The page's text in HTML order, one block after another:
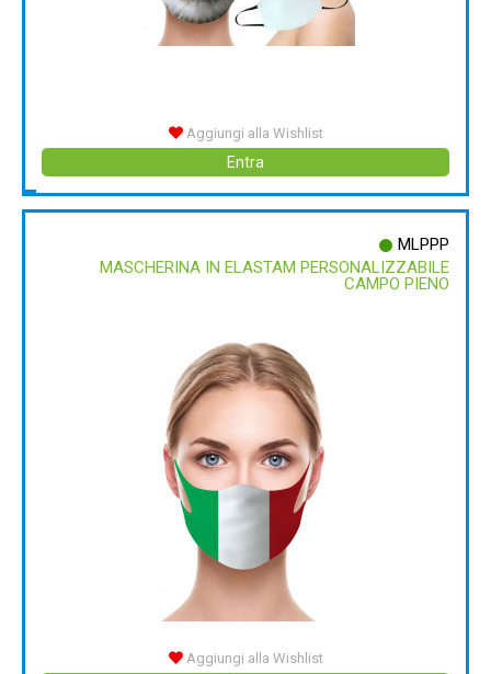
Aggiungi alla Wishlist
Entra
MLPPP
MASCHERINA IN ELASTAM PERSONALIZZABILE
CAMPO PIENO
Aggiungi alla Wishlist